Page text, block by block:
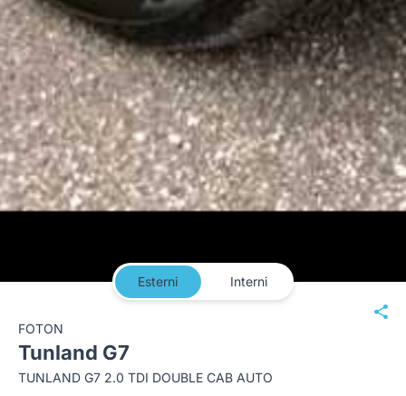
Esterni Interni
FOTON
Tunland G7
TUNLAND G7 2.0 TDI DOUBLE CAB AUTO